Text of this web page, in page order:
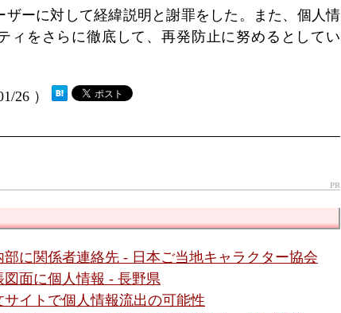
ザーに対して経緯説明と謝罪をした。また、個人情
ィをさらに徹底して、再発防止に努めるとしてい
26 ）
PR
に関係者連絡先 - 日本ご当地キャラクター協会
面に個人情報 - 長野県
イトで個人情報流出の可能性